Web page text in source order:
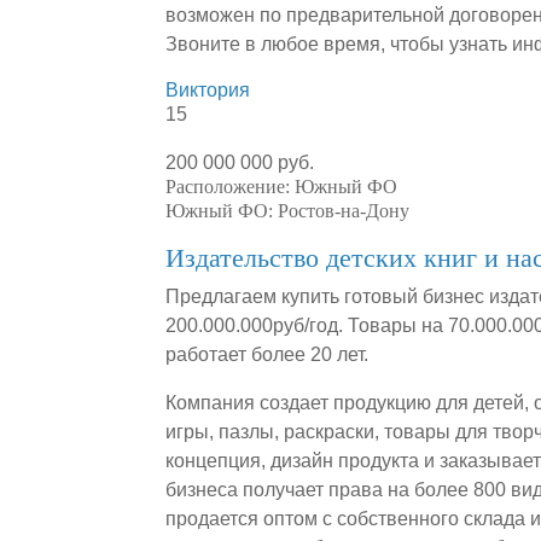
возможен по предварительной
Звоните в любое время, чтобы узнать
Виктория
15
200 000 000 руб.
Расположение: Южный ФО
Южный ФО: Ростов-на-Дону
Издательство детских книг и
Предлагаем купить готовый бизнес
200.000.000руб/год. Товары на
работает более 20 лет.
Компания создает продукцию для
игры, пазлы, раскраски, товары для
концепция, дизайн продукта и
бизнеса получает права на более 800
продается оптом с собственного